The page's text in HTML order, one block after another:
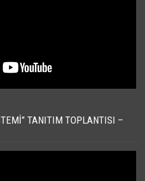
TANITIM TOPLANTISI –